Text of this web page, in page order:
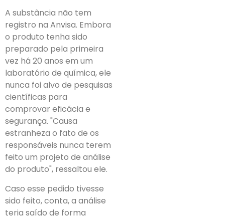
A substância não tem
registro na Anvisa. Embora
o produto tenha sido
preparado pela primeira
vez há 20 anos em um
laboratório de química, ele
nunca foi alvo de pesquisas
científicas para
comprovar eficácia e
segurança. "Causa
estranheza o fato de os
responsáveis nunca terem
feito um projeto de análise
do produto", ressaltou ele.
Caso esse pedido tivesse
sido feito, conta, a análise
teria saído de forma